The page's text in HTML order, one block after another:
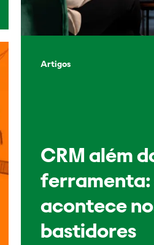
Artigos
CRM além
ferramenta:
acontece
bastidores